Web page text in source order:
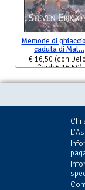
Memorie di
caduta di Mal…
€ 16,50 (con
Card: € 16,50)
Chi